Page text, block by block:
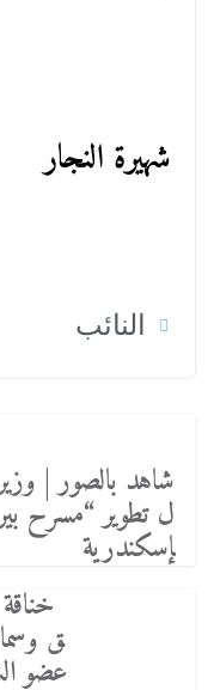
شهيرة النجار
النائب
شاهد بالصور | وزير
ل تطوير “مسرح
إسكندرية
عضو